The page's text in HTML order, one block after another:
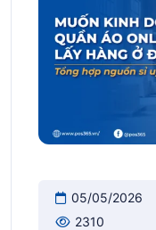
05/05/2026
2310